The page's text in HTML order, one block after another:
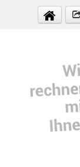
Direkt zum Inhalt